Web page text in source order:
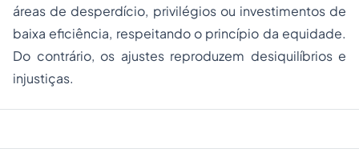
áreas de desperdício, privilégios ou investimentos de
baixa eficiência, respeitando o princípio da equidade.
Do contrário, os ajustes reproduzem desiquilíbrios e
injustiças.